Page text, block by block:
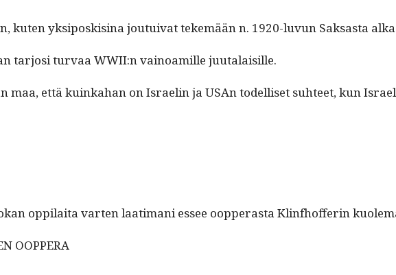
kuten yksi­poskisi­na jou­tu­i­v­at tekemään n. 1920-luvun Sak­sas­ta
tar­josi tur­vaa WWII:n vain­oamille juutalaisille.
maa, että kuinka­han on Israelin ja USAn todel­liset suh­teet, kun
oppi­lai­ta varten laa­ti­mani essee oop­peras­ta Klinfhof­ferin
OOPPERA